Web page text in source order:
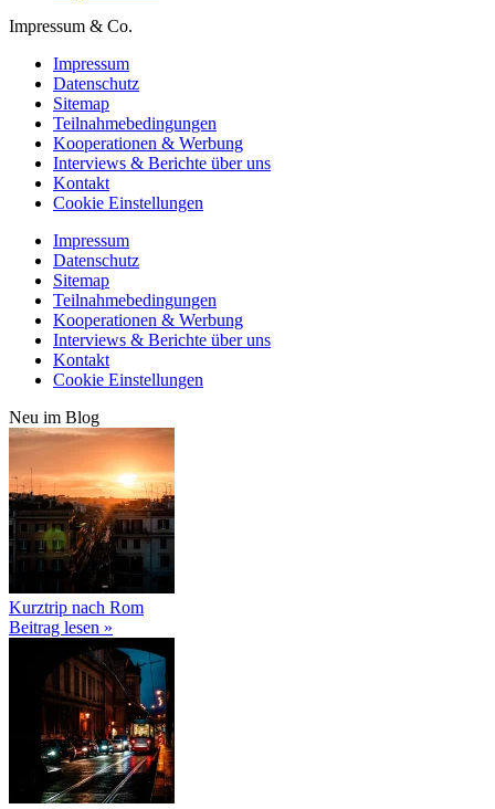
Impressum & Co.
Impressum
Datenschutz
Sitemap
Teilnahmebedingungen
Kooperationen & Werbung
Interviews & Berichte über uns
Kontakt
Cookie Einstellungen
Impressum
Datenschutz
Sitemap
Teilnahmebedingungen
Kooperationen & Werbung
Interviews & Berichte über uns
Kontakt
Cookie Einstellungen
Neu im Blog
Kurztrip nach Rom
Beitrag lesen »